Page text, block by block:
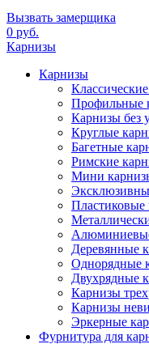
Вызвать замерщика
0 руб.
Карнизы
Карнизы
Профильные
Карнизы без
Круглые
Багетные
Римские
Мини
Пластиковые
Деревянные
Однорядные
Двухрядные
Карнизы
Карнизы
Эркерные
Фурнитура для